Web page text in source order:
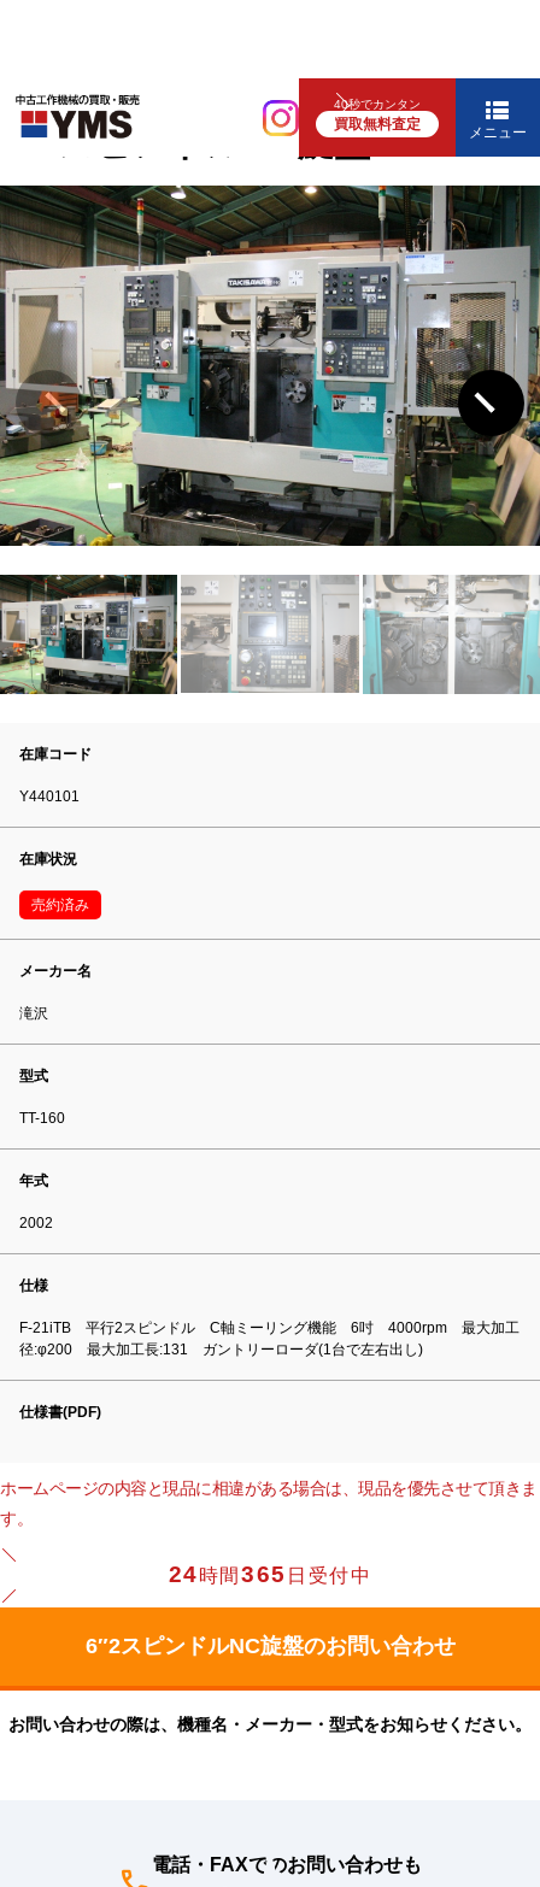
40秒でカンタン
買取無料査定 メニュー
NC旋盤
6″2スピンドルNC旋盤
在庫コード
Y440101
在庫状況
売約済み
メーカー名
滝沢
型式
TT-160
年式
2002
仕様
F-21iTB 平行2スピンドル C軸ミーリング機能 6吋 4000rpm 最大加工
径:φ200 最大加工長:131 ガントリーローダ(1台で左右出し)
仕様書(PDF)
ホームページの内容と現品に相違がある場合は、現品を優先させて頂きま
す。
24時間365 日受付中
お問い合わせの際は、機種名・メーカー・型式をお知らせください。
電話・FAXでのお問い合わせも